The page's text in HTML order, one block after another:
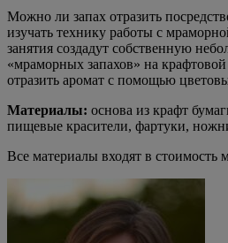
Можно ли запах отразить
изучать технику работы с
занятия создадут собственную
«мраморных запахов» на
отразить аромат с помощью
Материалы: основа из крафт
пищевые красители, фартуки,
Все материалы входят в стоимость